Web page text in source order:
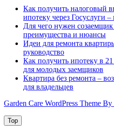
Как получить налоговый
ипотеку через Госуслуги
Для чего нужен
преимущества и нюансы
Идеи для ремонта
руководство
Как получить ипотеку в
для молодых заемщиков
Квартира без ремонта –
для владельцев
Garden Care WordPress Theme
Top